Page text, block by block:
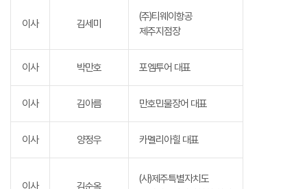
이사 김세미
(주)티웨이항공
제주지점장
이사 박만호 포엠투어 대표
이사 김아름 만호민물장어 대표
이사 양정우 카멜리아힐 대표
이사 김순옥
(사)제주특별자치도